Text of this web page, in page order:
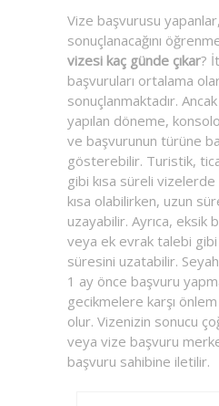
Vize başvurusu
sonuçlanacağını
vizesi kaç günde çıkar?
başvuruları ortalama
sonuçlanmaktadır.
yapılan döneme,
ve başvurunun türüne
gösterebilir. Turistik,
gibi kısa süreli
kısa olabilirken, uzun
uzayabilir. Ayrıca, eksik
veya ek evrak talebi
süresini uzatabilir.
1 ay önce başvuru
gecikmelere karşı önlem
olur. Vizenizin sonucu
veya vize başvuru
başvuru sahibine iletilir.